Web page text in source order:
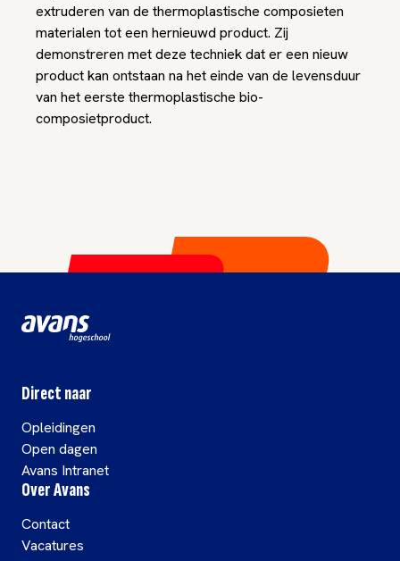
extruderen van de thermoplastische composieten
materialen tot een hernieuwd product. Zij
demonstreren met deze techniek dat er een nieuw
product kan ontstaan na het einde van de levensduur
van het eerste thermoplastische bio-
composietproduct.
Direct naar
Opleidingen
Open dagen
Avans Intranet
Over Avans
Contact
Vacatures